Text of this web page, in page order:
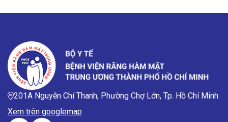
201A Nguyễn Chí Thanh, Phường Chợ Lớn, Tp. Hồ Chí Minh
Xem trên googlemap